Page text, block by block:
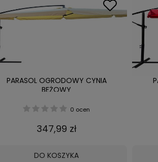
PARASOL OGRODOWY CYNIA
BEŻOWY
0 ocen
347,99 zł
DO KOSZYKA